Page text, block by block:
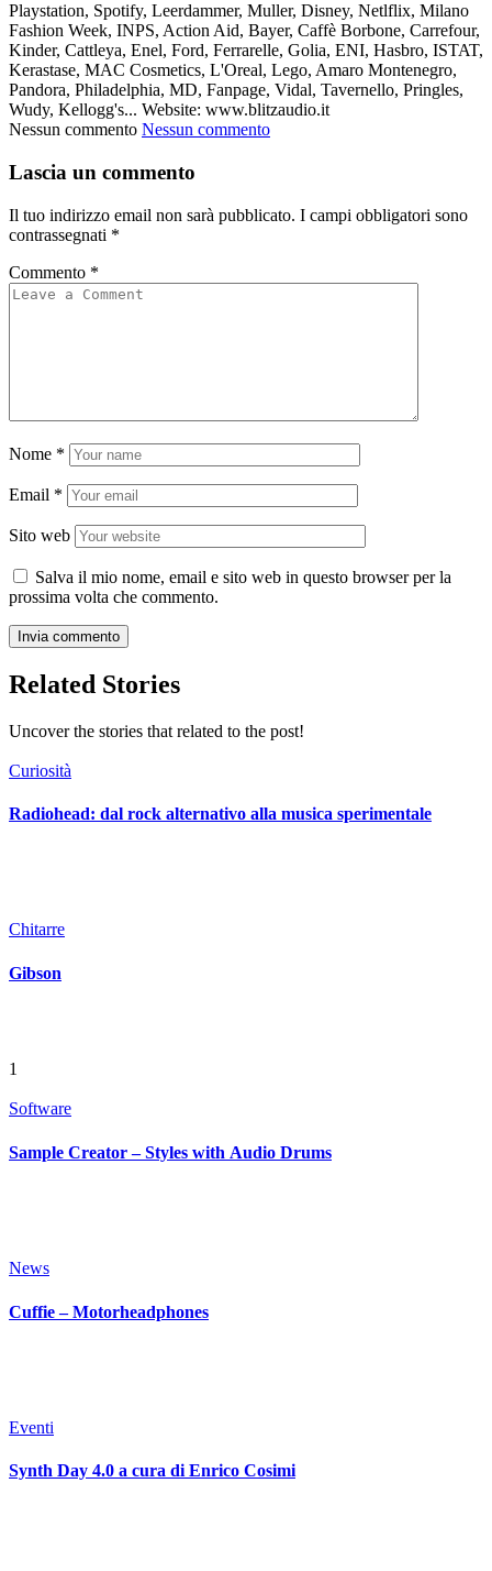
Playstation, Spotify, Leerdammer, Muller, Disney, Netlflix, Milano
Fashion Week, INPS, Action Aid, Bayer, Caffè Borbone, Carrefour,
Kinder, Cattleya, Enel, Ford, Ferrarelle, Golia, ENI, Hasbro, ISTAT,
Kerastase, MAC Cosmetics, L'Oreal, Lego, Amaro Montenegro,
Pandora, Philadelphia, MD, Fanpage, Vidal, Tavernello, Pringles,
Wudy, Kellogg's... Website: www.blitzaudio.it
Nessun commento Nessun commento
Lascia un commento
Il tuo indirizzo email non sarà pubblicato. I campi obbligatori sono
contrassegnati *
Commento *
Nome *
Email *
Sito web
Salva il mio nome, email e sito web in questo browser per la
prossima volta che commento.
Related Stories
Uncover the stories that related to the post!
Curiosità
Radiohead: dal rock alternativo alla musica sperimentale
Chitarre
Gibson
1
Software
Sample Creator – Styles with Audio Drums
News
Cuffie – Motorheadphones
Eventi
Synth Day 4.0 a cura di Enrico Cosimi